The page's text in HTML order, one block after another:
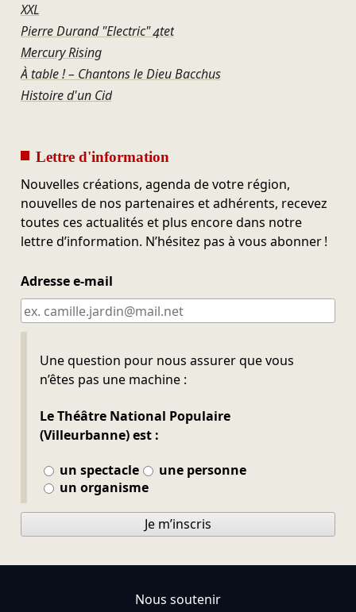
XXL
Pierre Durand "Electric" 4tet
Mercury Rising
À table ! – Chantons le Dieu Bacchus
Histoire d'un Cid
Lettre d'information
Nouvelles créations, agenda de votre région,
nouvelles de nos partenaires et adhérents, recevez
toutes ces actualités et plus encore dans notre
lettre d’information. N’hésitez pas à vous abonner !
Adresse e-mail
Une question pour nous assurer que vous
n’êtes pas une machine :
Le Théâtre National Populaire
(Villeurbanne) est :
un spectacle
une personne
un organisme
Ne pas remplir
Je m’inscris
Nous soutenir